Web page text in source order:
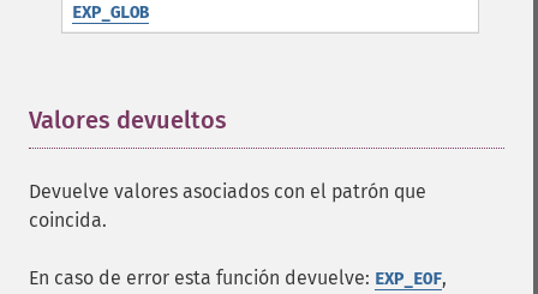
EXP_GLOB
Valores devueltos
Devuelve valores asociados con el patrón que
coincida.
En caso de error esta función devuelve: EXP_EOF,